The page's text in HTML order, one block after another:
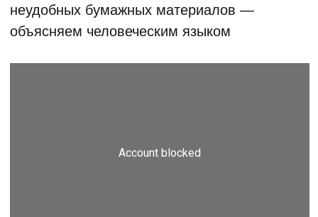
Информация о том, как правильно
выбрать автошколу машину и много